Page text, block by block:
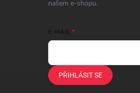
našem e-shopu.
E-MAIL
PŘIHLÁSIT SE